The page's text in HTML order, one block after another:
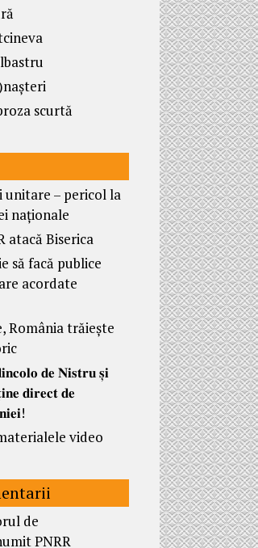
scurtă
unitare – pericol la
naționale
atacă Biserica
să facă publice
acordate
România trăiește
𝐝𝐞 𝐍𝐢𝐬𝐭𝐫𝐮 𝐬̦𝐢
𝐝𝐢𝐫𝐞𝐜𝐭 𝐝𝐞
video
de
PNRR